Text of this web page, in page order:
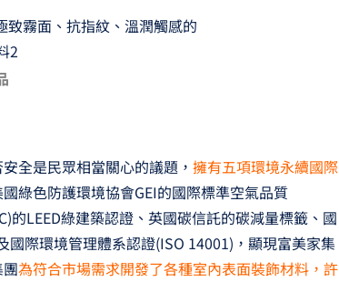
全是民眾相當關心的議題， 擁有五項環境永續國際
綠色防護環境協會GEI的國際標準空氣品質
的LEED綠建築認證、英國碳信託的碳減量標籤、國
國際環境管理體系認證(ISO 14001)，顯現富美家集
為符合市場需求開發了各種室內表面裝飾材料，許